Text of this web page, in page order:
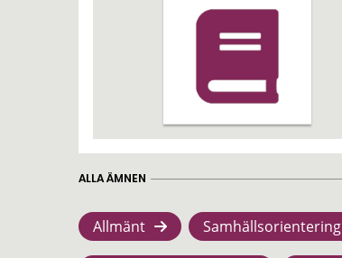
ALLA ÄMNEN
Allmänt Samhällsorientering